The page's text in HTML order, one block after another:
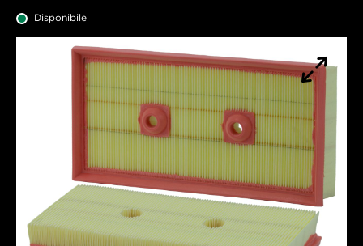
Disponibile